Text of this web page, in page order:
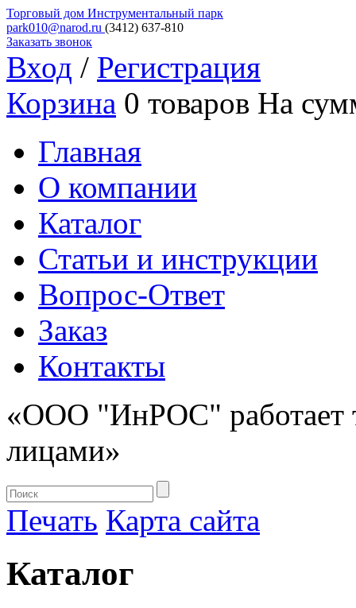
Торговый дом Инструментальный парк
park010@narod.ru (3412) 637-810
Заказать звонок
Вход / Регистрация
Корзина 0 товаров На
Главная
О компании
Каталог
Статьи и инструкции
Вопрос-Ответ
Заказ
Контакты
«ООО "ИнРОС" работает
лицами»
Печать Карта сайта
Каталог